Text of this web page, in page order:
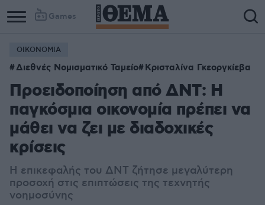
Games
ΟΙΚΟΝΟΜΙΑ
Διεθνές Νομισματικό Ταμείο Κρισταλίνα Γκεοργκίεβα
Προειδοποίηση από ΔΝΤ: Η
παγκόσμια οικονομία πρέπει να
μάθει να ζει με διαδοχικές
κρίσεις
Η επικεφαλής του ΔΝΤ ζήτησε μεγαλύτερη
προσοχή στις επιπτώσεις της τεχνητής
νοημοσύνης